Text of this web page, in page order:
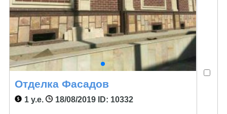
Отделка Фасадов
1 у.е. 18/08/2019ID: 10332